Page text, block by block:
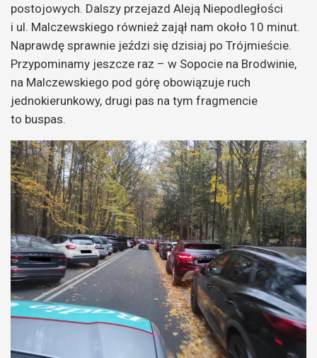
postojowych. Dalszy przejazd Aleją Niepodległości
i ul. Malczewskiego również zajął nam około 10 minut.
Naprawdę sprawnie jeździ się dzisiaj po Trójmieście.
Przypominamy jeszcze raz – w Sopocie na Brodwinie,
na Malczewskiego pod górę obowiązuje ruch
jednokierunkowy, drugi pas na tym fragmencie
to buspas.